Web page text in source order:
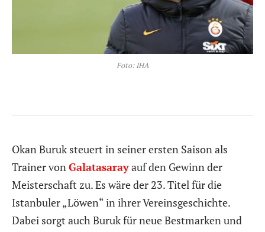
Foto: IHA
Okan Buruk steuert in seiner ersten Saison als
Trainer von Galatasarayauf den Gewinn der
Meisterschaft zu. Es wäre der 23. Titel für die
Istanbuler „Löwen“ in ihrer Vereinsgeschichte.
Dabei sorgt auch Buruk für neue Bestmarken und